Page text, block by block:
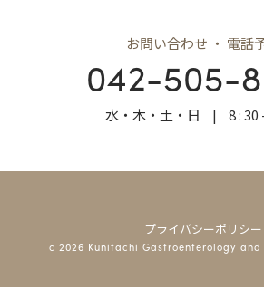
お問い合わせ ・ 電話
042-505-
水・木・土・日 | 8 : 30
プライバシーポリシー
c 2026 Kunitachi Gastroenterology